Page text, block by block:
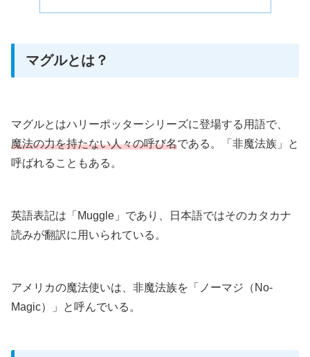
マグルとは？
マグルとはハリーポッターシリーズに登場する用語で、
魔法の力を持たない人々の呼び名である。「非魔法族」と
呼ばれることもある。
英語表記は「Muggle」であり、日本語ではそのカタカナ
読みが翻訳に用いられている。
アメリカの魔法使いは、非魔法族を「ノーマジ（No-
Magic）」と呼んでいる。